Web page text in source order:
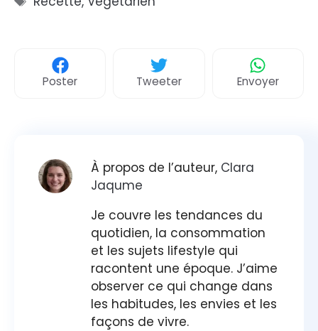
Poster Tweeter Envoyer
À propos de l’auteur, Clara
Jaqume
Je couvre les tendances du
quotidien, la consommation
et les sujets lifestyle qui
racontent une époque. J’aime
observer ce qui change dans
les habitudes, les envies et les
façons de vivre.